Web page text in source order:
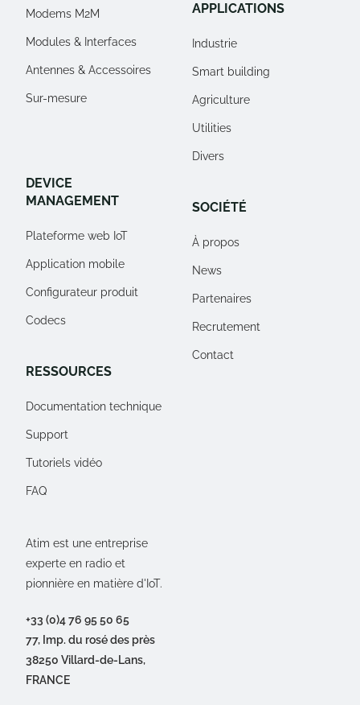
Atim est une entreprise
experte en radio et
pionnière en matière d'IoT.
+33 (0)4 76 95 50 65
77, Imp. du rosé des près
38250 Villard-de-Lans,
FRANCE
Modems M2M
Modules & Interfaces
Antennes & Accessoires
Sur-mesure
DEVICE
MANAGEMENT
Plateforme web IoT
Application mobile
Configurateur produit
Codecs
RESSOURCES
Documentation technique
Support
Tutoriels vidéo
FAQ
APPLICATIONS
Industrie
Smart building
Agriculture
Utilities
Divers
SOCIÉTÉ
À propos
News
Partenaires
Recrutement
Contact